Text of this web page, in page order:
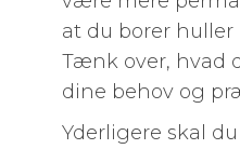
at du borer huller
Tænk over, hvad
dine behov og
Yderligere skal